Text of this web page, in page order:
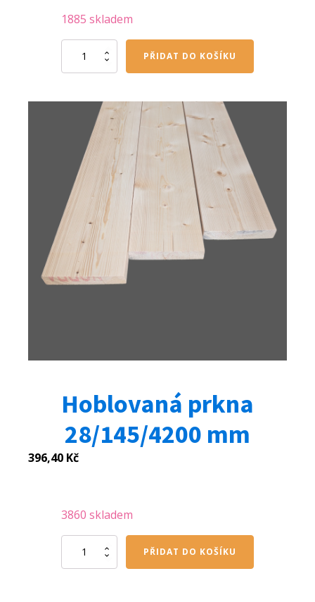
1885 skladem
Hoblovaná
množství
PŘIDAT DO KOŠÍKU
Hoblovaná prkna
28/145/4200 mm
396,40 Kč
3860 skladem
Hoblovaná
PŘIDAT DO KOŠÍKU